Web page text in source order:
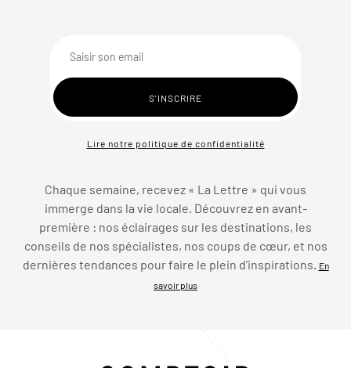
Lire notre politique de confidentialité
Chaque semaine, recevez « La Lettre » qui vous
immerge dans la vie locale. Découvrez en avant-
première : nos éclairages sur les destinations, les
conseils de nos spécialistes, nos coups de cœur, et nos
dernières tendances pour faire le plein d’inspirations. En
savoir plus